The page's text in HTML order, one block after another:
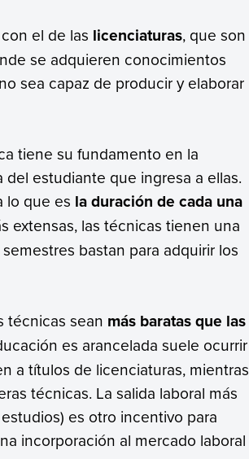
el de las licenciaturas, que son
se adquieren conocimientos
sea capaz de producir y elaborar
tiene su fundamento en la
estudiante que ingresa a ellas.
lo que es la duración de cada una
extensas, las técnicas tienen una
bastan para adquirir los
técnicas sean más baratas que las
es arancelada suele ocurrir
a títulos de licenciaturas, mientras
técnicas. La salida laboral más
es otro incentivo para
incorporación al mercado laboral